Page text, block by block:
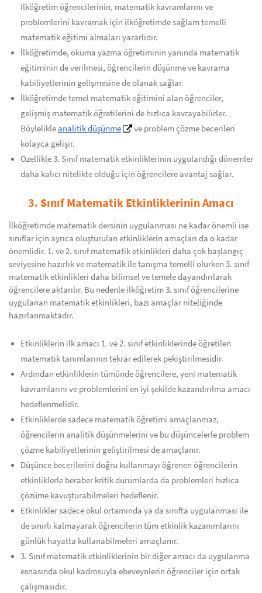
ilköğretim öğrencilerinin, matematik kavramlarını ve
problemlerini kavramak için ilköğretimde sağlam temelli
matematik eğitimi almaları yararlıdır.
İlköğretimde, okuma yazma öğretiminin yanında matematik
eğitiminin de verilmesi, öğrencilerin düşünme ve kavrama
kabiliyetlerinin gelişmesine de olanak sağlar.
İlköğretimde temel matematik eğitimini alan öğrenciler,
gelişmiş matematik öğretilerini de hızlıca kavrayabilirler.
Böylelikleanalitik düşünme
ve problem çözme becerileri
kolayca gelişir.
Özellikle 3. Sınıf matematik etkinliklerinin uygulandığı dönemler
daha kalıcı nitelikte olduğu için öğrencilere avantaj sağlar.
3. Sınıf Matematik Etkinliklerinin Amacı
İlköğretimde matematik dersinin uygulanması ne kadar önemli ise
sınıflar için ayrıca oluşturulan etkinliklerin amaçları da o kadar
önemlidir. 1. ve 2. sınıf matematik etkinlikleri daha çok başlangıç
seviyesine hazırlık ve matematik ile tanışma temelli olurken 3. sınıf
matematik etkinlikleri daha bilimsel ve temele dayandırılarak
öğrencilere aktarılır. Bu nedenle ilköğretim 3. sınıf öğrencilerine
uygulanan matematik etkinlikleri, bazı amaçlar niteliğinde
hazırlanmaktadır.
Etkinliklerin ilk amacı 1. ve 2. sınıf etkinliklerinde öğretilen
matematik tanımlarının tekrar edilerek pekiştirilmesidir.
Ardından etkinliklerin tümünde öğrencilere, yeni matematik
kavramlarını ve problemlerini en iyi şekilde kazandırılma amacı
hedeflenmelidir.
Etkinliklerde sadece matematik öğretimi amaçlanmaz,
öğrencilerin analitik düşünmelerini ve bu düşüncelerle problem
çözme kabiliyetlerinin geliştirilmesi de amaçlanır.
Düşünce becerilerini doğru kullanmayı öğrenen öğrencilerin
etkinliklerle beraber kritik durumlarda da problemleri hızlıca
çözüme kavuşturabilmeleri hedeflenir.
Etkinlikler sadece okul ortamında ya da sınıfta uygulanması ile
de sınırlı kalmayarak öğrencilerin tüm etkinlik kazanımlarını
günlük hayatta kullanabilmeleri amaçlanır.
3. Sınıf matematik etkinliklerinin bir diğer amacı da uygulanma
esnasında okul kadrosuyla ebeveynlerin öğrenciler için ortak
çalışmasıdır.